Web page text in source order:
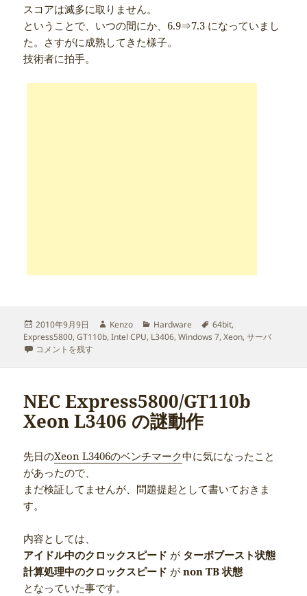
スコアは滅多に取りません。
ということで、いつの間にか、6.9⇒7.3 になっていまし
た。さすがに成熟してきた様子。
技術者に拍手。
投
稿
日:
2010年9月9日
作
成
Kenzo
カ
テ
Hardware
タ
グ
64bit,
Express5800,GT110b,Intel CPU, L3406,Windows 7,Xeon,サーバ
NEC Express5800/GT110b に Windows 7 インストール に
コメントを残す
NEC Express5800/GT110b
Xeon L3406 の謎動作
先日のXeon L3406のベンチマーク中に気になったこと
があったので、
まだ検証してませんが、問題提起として書いておきま
す。
内容としては、
アイドル中のクロックスピード が ターボブースト状態
計算処理中のクロックスピード がnon TB 状態
となっていた事です。